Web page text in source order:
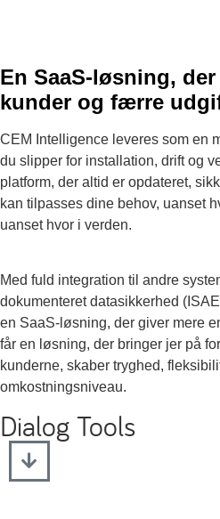
En SaaS-løsning,
kunder og færre
CEM Intelligence leveres som en
du slipper for installation, drift og
platform, der altid er opdateret,
kan tilpasses dine behov, uanset
uanset hvor i verden.
Med fuld integration til andre
dokumenteret datasikkerhed
en SaaS-løsning, der giver mere
får en løsning, der bringer jer på
kunderne, skaber tryghed,
omkostningsniveau.
Dialog Tools